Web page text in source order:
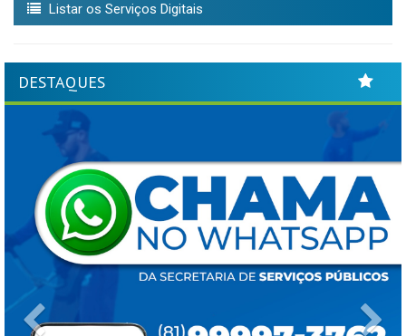
Listar os Serviços Digitais
DESTAQUES